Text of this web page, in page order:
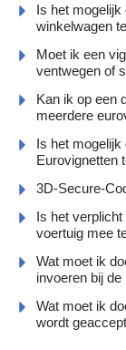
Is het mogelijk
winkelwagen
Moet ik een
ventwegen of
Kan ik op een
meerdere
Is het
Eurovignetten
3D-Secure-
Is het
voertuig mee
Wat moet ik
invoeren bij
Wat moet ik
wordt